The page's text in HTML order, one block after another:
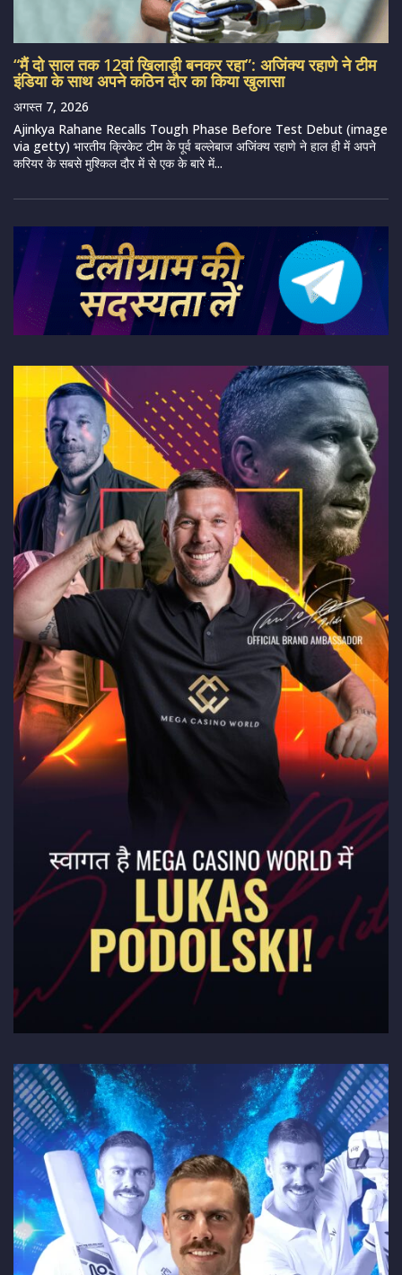
“मैं दो साल तक 12वां खिलाड़ी बनकर रहा”: अजिंक्य रहाणे ने टीम
इंडिया के साथ अपने कठिन दौर का किया खुलासा
अगस्त 7, 2026
Ajinkya Rahane Recalls Tough Phase Before Test Debut (image
via getty) भारतीय क्रिकेट टीम के पूर्व बल्लेबाज अजिंक्य रहाणे ने हाल ही में अपने
करियर के सबसे मुश्किल दौर में से एक के बारे में...